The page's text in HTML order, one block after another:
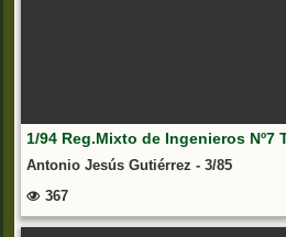
1/94 Reg.Mixto de Ingenieros Nº7
Antonio Jesús Gutiérrez - 3/85
367